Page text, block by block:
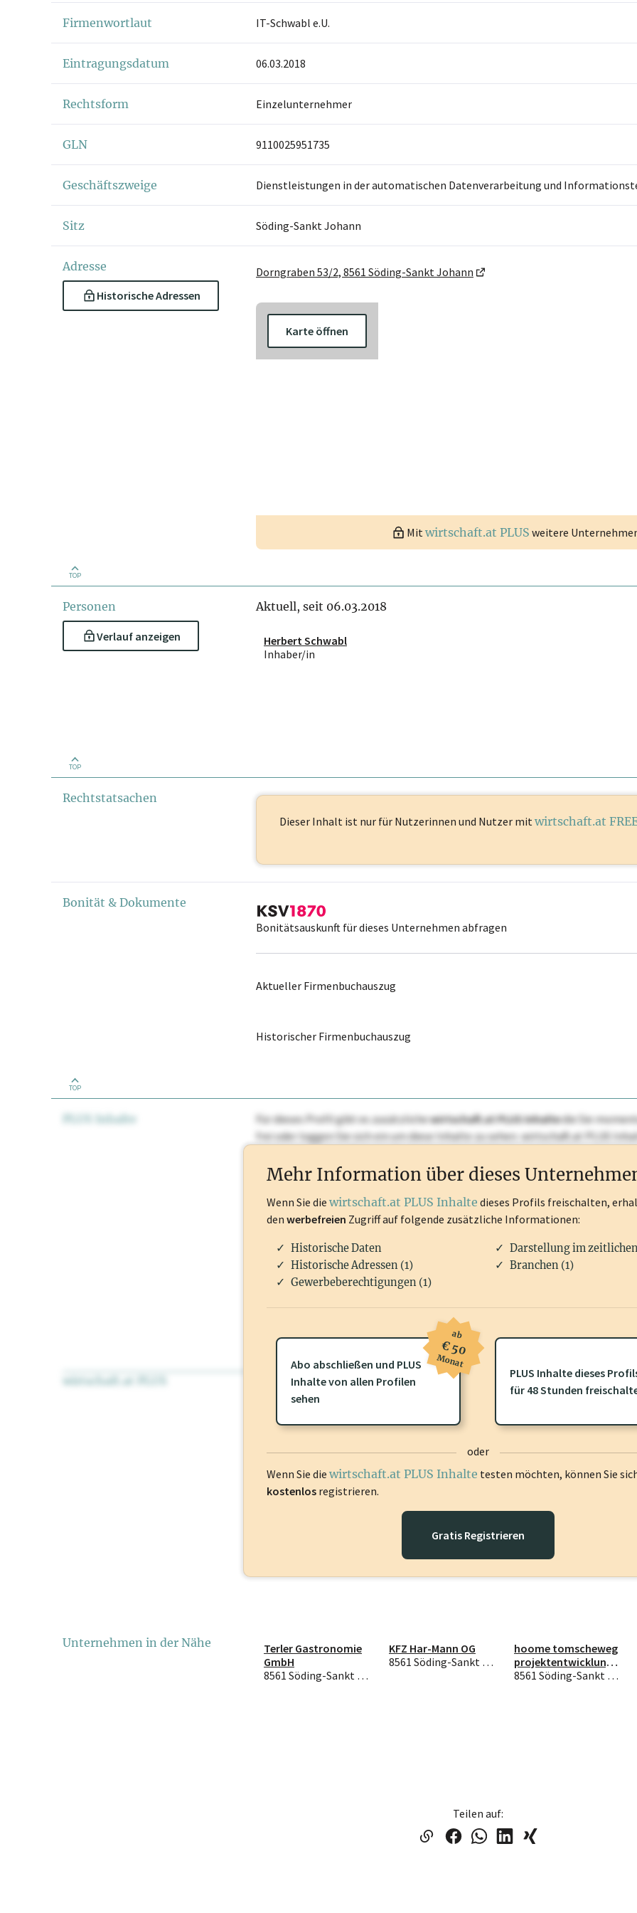
Firmenwortlaut IT-Schwabl e.U.
Eintragungsdatum 06.03.2018
Rechtsform Einzelunternehmer
GLN 9110025951735
Geschäftszweige Dienstleistungen in der automatischen Datenverarbeitung und
Sitz Söding-Sankt Johann
Adresse
Historische Adressen
Dorngraben 53/2, 8561 Söding-Sankt Johann
Karte öffnen
Mitwirtschaft.at PLUS weitere
TOP
Personen
Verlauf anzeigen
Aktuell, seit 06.03.2018
Herbert Schwabl
Inhaber/in
TOP
Rechtstatsachen
Dieser Inhalt ist nur für Nutzerinnen und Nutzer mit wirtschaft.at
Bonität & Dokumente
Bonitätsauskunft für dieses Unternehmen abfragen
Aktueller Firmenbuchauszug
Historischer Firmenbuchauszug
TOP
PLUS Inhalte Für dieses Profil gibt es zusätzlichewirtschaft.at PLUS Inhaltedie Sie
frei oder loggen Sie sich ein um diese Inhalte zu sehen. wirtschaft.at PLUS
wirtschaft.at PLUS Für dieses Profil gibt es zusätzliche wirtschaft.at PLUS Inhaltedie Sie
frei oder loggen Sie sich ein um diese Inhalte zu sehen.
Mehr Information über dieses
Wenn Sie die wirtschaft.at PLUS Inhalte dieses Profils freischalten,
den werbefreien Zugriff auf folgende zusätzliche Informationen:
Historische Daten
Darstellung im
Historische Adressen (1)
Branchen (1)
Gewerbeberechtigungen (1)
Abo abschließen und PLUS
Inhalte von allen Profilen
sehen
ab
€ 50
Monat
PLUS Inhalte dieses
für 48 Stunden
oder
Wenn Sie die wirtschaft.at PLUS Inhalte testen möchten, können Sie
kostenlos registrieren.
Gratis Registrieren
Unternehmen in der Nähe
Terler Gastronomie
GmbH
8561 Söding-Sankt Johann
KFZ Har-Mann OG
8561 Söding-Sankt Johann
hoome tomscheweg
projektentwicklungs
GmbH
8561 Söding-Sankt Johann
Teilen auf: